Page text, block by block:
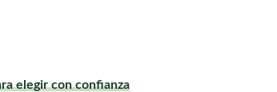
elegir con confianza